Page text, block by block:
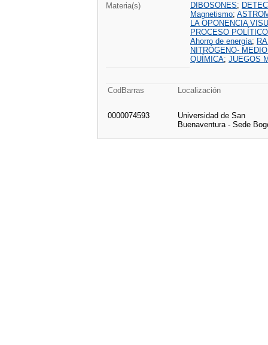
Materia(s) DIBOSONES;
Magnetismo;
LA OPONENCIA
PROCESO
Ahorro de energía;
NITRÓGENO-
QUÍMICA; JUEGOS
CodBarras Localización
0000074593
Universidad de San
Buenaventura - Sede